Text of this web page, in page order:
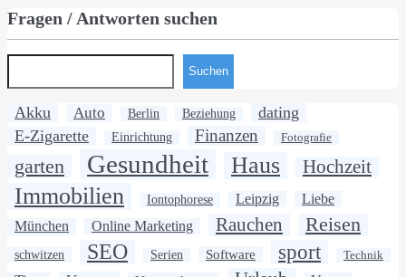
Fragen / Antworten suchen
Suchen
Akku Auto Berlin Beziehung
dating
E-Zigarette
Einrichtung Finanzen Fotografie
garten Gesundheit Haus Hochzeit
Immobilien Iontophorese Leipzig Liebe
München Online Marketing Rauchen Reisen
schwitzen SEO Serien Software sport Technik